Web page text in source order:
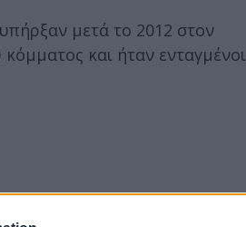
μετά το 2012 στον
και ήταν ενταγμένοι